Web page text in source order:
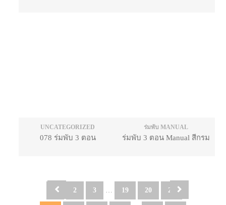
UNCATEGORIZED
078 ร่มพับ 3 ตอน
ร่มพับ MANUAL
ร่มพับ 3 ตอน Manual สีกรม
1 2 3 … 19 20 21